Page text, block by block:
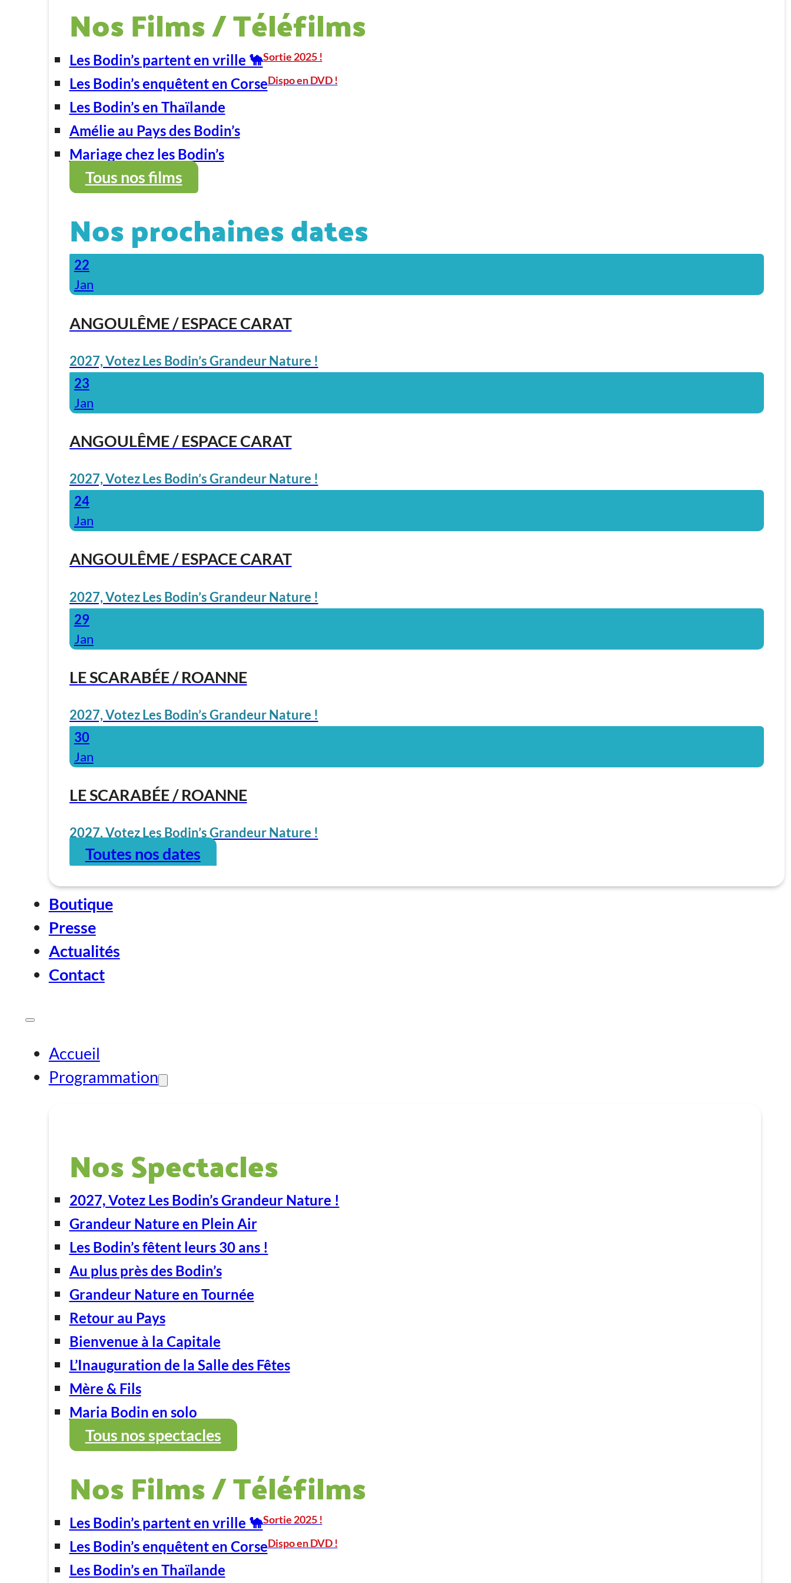
Nos Films / Téléfilms
Les Bodin’s partent en vrille 🐪Sortie 2025 !
Les Bodin’s enquêtent en CorseDispo en DVD !
Les Bodin’s en Thaïlande
Amélie au Pays des Bodin’s
Mariage chez les Bodin’s
Tous nos films
Nos prochaines dates
22
Jan
ANGOULÊME / ESPACE CARAT
2027, Votez Les Bodin’s Grandeur Nature !
23
Jan
ANGOULÊME / ESPACE CARAT
2027, Votez Les Bodin’s Grandeur Nature !
24
Jan
ANGOULÊME / ESPACE CARAT
2027, Votez Les Bodin’s Grandeur Nature !
29
Jan
LE SCARABÉE / ROANNE
2027, Votez Les Bodin’s Grandeur Nature !
30
Jan
LE SCARABÉE / ROANNE
2027, Votez Les Bodin’s Grandeur Nature !
Toutes nos dates
Boutique
Presse
Actualités
Contact
Accueil
Programmation
Nos Spectacles
2027, Votez Les Bodin’s Grandeur Nature !
Grandeur Nature en Plein Air
Les Bodin’s fêtent leurs 30 ans !
Au plus près des Bodin’s
Grandeur Nature en Tournée
Retour au Pays
Bienvenue à la Capitale
L’Inauguration de la Salle des Fêtes
Mère & Fils
Maria Bodin en solo
Tous nos spectacles
Nos Films / Téléfilms
Les Bodin’s partent en vrille 🐪Sortie 2025 !
Les Bodin’s enquêtent en CorseDispo en DVD !
Les Bodin’s en Thaïlande